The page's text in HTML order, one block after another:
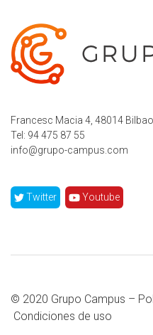
Francesc Macia 4, 48014 Bilbao
Tel: 94 475 87 55
info@grupo-campus.com
Twitter Youtube
© 2020 Grupo Campus –
Condiciones de uso